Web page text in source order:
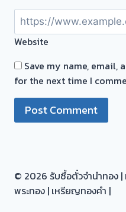
ร้าน
ทอง
เปลี่
เป็น
เงินสด
ถึงที่
ให้
Website
Save my name, email,
for the next time I
© 2026 รับซื้อตั๋วจำนำทอง |
พระทอง | เหรียญทองคำ |